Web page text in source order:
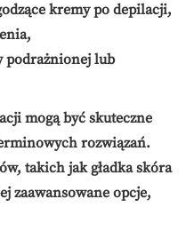
kremy po depilacji,
podrażnionej lub
mogą być skuteczne
rozwiązań.
takich jak gładka skóra
zaawansowane opcje,